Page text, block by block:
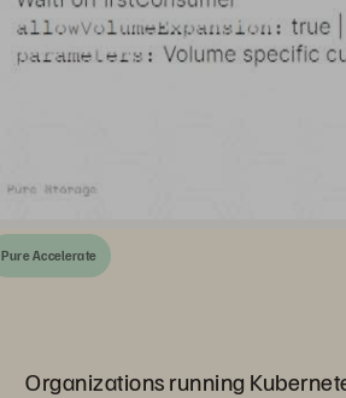
Pure Accelerate
Organizations running